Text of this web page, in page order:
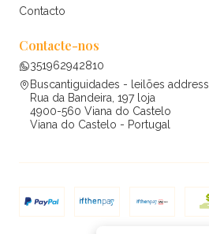
Contacto
Contacte-nos
351962942810
Buscantiguidades - leilões address
Rua da Bandeira, 197 loja
4900-560 Viana do Castelo
Viana do Castelo - Portugal